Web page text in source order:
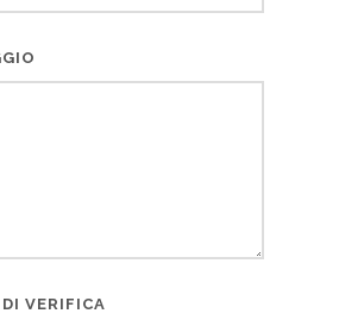
VERIFICA